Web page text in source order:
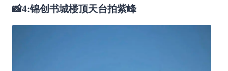
📸4:锦创书城楼顶天台拍紫峰